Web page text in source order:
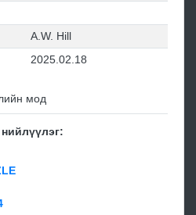
A.W. Hill
2025.02.18
мод